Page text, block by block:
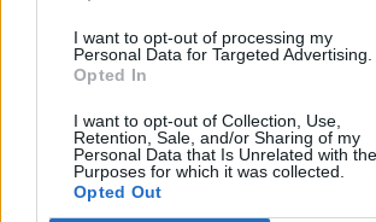
I want to opt-out of processing my
Personal Data for Targeted Advertising.
Opted In
I want to opt-out of Collection, Use,
Retention, Sale, and/or Sharing of my
Personal Data that Is Unrelated with the
Purposes for which it was collected.
Opted Out
Máltai kaland 7.
10 tanács, ha jobban
a hétköznapokban